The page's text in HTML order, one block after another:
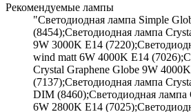
Рекомендуемые лампы
"Светодиодная лампа Simple
(8454);Светодиодная лампа
9W 3000K E14
wind matt 6W 4000K E14
Crystal Graphene Globe 9W
(7137);Светодиодная лампа
DIM (8460);Светодиодная лампа
6W 2800K E14